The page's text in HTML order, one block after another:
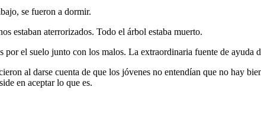
se fueron a dormir.
estaban aterrorizados. Todo el árbol estaba muerto.
por el suelo junto con los malos. La extraordinaria fuente de ayuda
al darse cuenta de que los jóvenes no entendían que no hay
en aceptar lo que es.